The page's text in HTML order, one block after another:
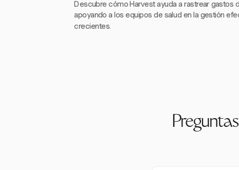
Descubre cómo Harvest ayuda a rastrear gastos
apoyando a los equipos de salud en la gestión
crecientes.